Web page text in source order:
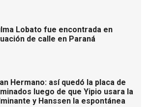
Lobato fue encontrada en
de calle en Paraná
Hermano: así quedó la placa de
luego de que Yipio usara la
y Hanssen la espontánea